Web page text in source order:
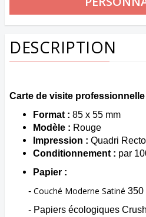
DESCRIPTION
Carte de visite professionnelle
Format : 85 x 55 mm
Modèle : Rouge
Impression : Quadri
Conditionnement : par
Papier :
- Couché Moderne Satiné 350
- Papiers écologiques Crush